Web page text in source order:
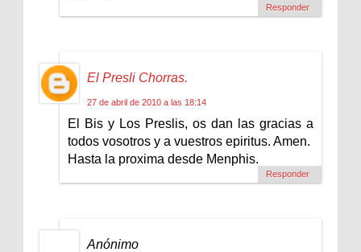
Responder
El Presli Chorras.
27 de abril de 2010 a las 18:14
El Bis y Los Preslis, os dan las gracias a
todos vosotros y a vuestros epiritus. Amen.
Hasta la proxima desde Menphis.
Responder
Anónimo